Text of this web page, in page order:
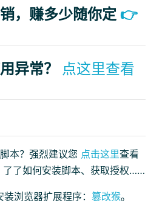
，赚多少随你定 👉
异常？ 点这里查看
本？强烈建议您 点击这里查看
了了如何安装脚本、获取授权……
浏览器扩展程序： 篡改猴。